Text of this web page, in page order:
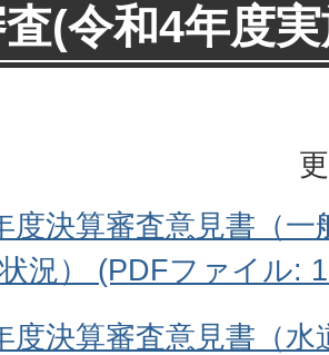
(令和4年度
度決算審査意見書（一
況） (PDFファイル:
度決算審査意見書（